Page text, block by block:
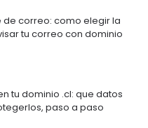
de correo: como elegir la
tu correo con dominio
tu dominio .cl: que datos
paso a paso